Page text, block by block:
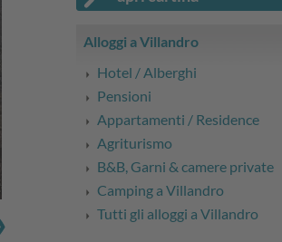
Alloggi a Villandro
Hotel / Alberghi
Pensioni
Appartamenti / Residence
Agriturismo
B&B, Garni & camere private
Camping a Villandro
Tutti gli alloggi a Villandro